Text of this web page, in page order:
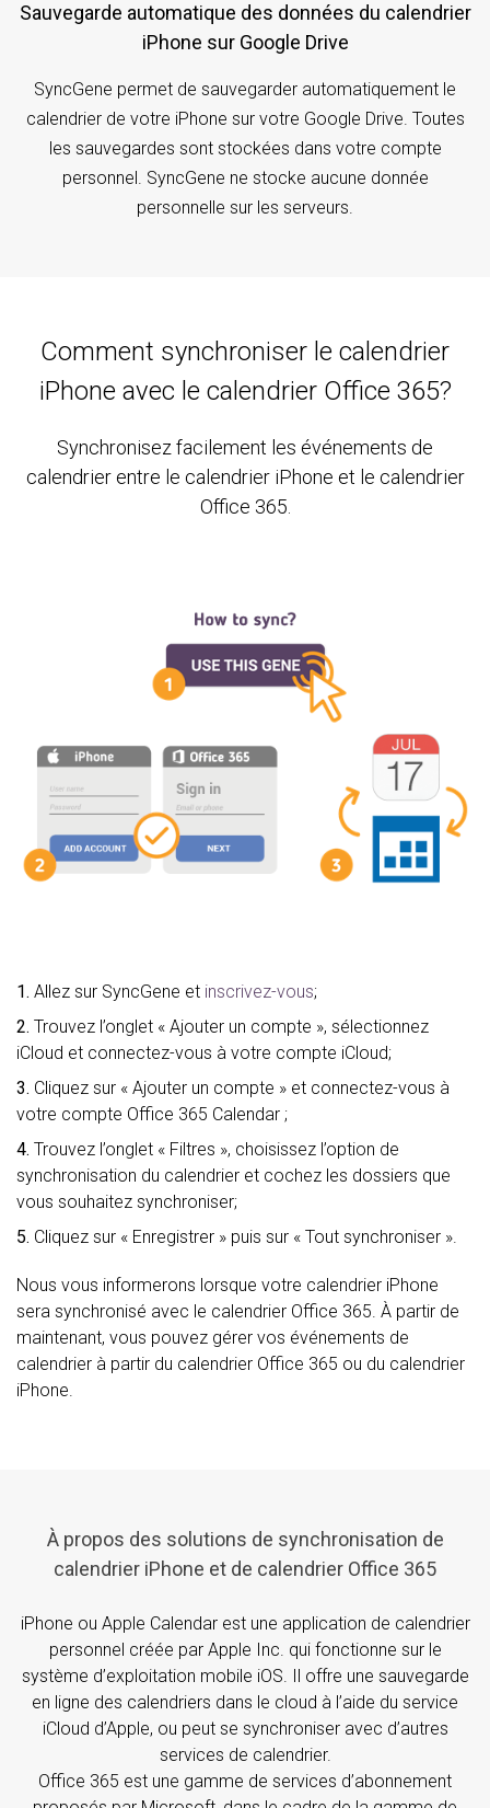
Sauvegarde automatique des données du calendrier
iPhone sur Google Drive
SyncGene permet de sauvegarder automatiquement le
calendrier de votre iPhone sur votre Google Drive. Toutes
les sauvegardes sont stockées dans votre compte
personnel. SyncGene ne stocke aucune donnée
personnelle sur les serveurs.
Comment synchroniser le calendrier
iPhone avec le calendrier Office 365?
Synchronisez facilement les événements de
calendrier entre le calendrier iPhone et le calendrier
Office 365.
1. Allez sur SyncGene et inscrivez-vous;
2. Trouvez l’onglet « Ajouter un compte », sélectionnez
iCloud et connectez-vous à votre compte iCloud;
3. Cliquez sur « Ajouter un compte » et connectez-vous à
votre compte Office 365 Calendar ;
4. Trouvez l’onglet « Filtres », choisissez l’option de
synchronisation du calendrier et cochez les dossiers que
vous souhaitez synchroniser;
5. Cliquez sur « Enregistrer » puis sur « Tout synchroniser ».
Nous vous informerons lorsque votre calendrier iPhone
sera synchronisé avec le calendrier Office 365. À partir de
maintenant, vous pouvez gérer vos événements de
calendrier à partir du calendrier Office 365 ou du calendrier
iPhone.
À propos des solutions de synchronisation de
calendrier iPhone et de calendrier Office 365
iPhone ou Apple Calendar est une application de calendrier
personnel créée par Apple Inc. qui fonctionne sur le
système d’exploitation mobile iOS. Il offre une sauvegarde
en ligne des calendriers dans le cloud à l’aide du service
iCloud d’Apple, ou peut se synchroniser avec d’autres
services de calendrier.
Office 365 est une gamme de services d’abonnement